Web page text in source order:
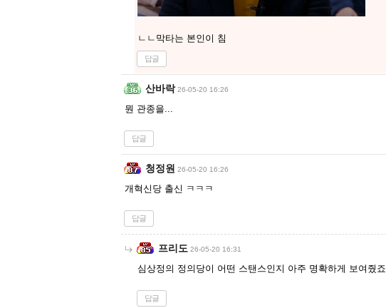
ㄴㄴ막타는 본인이 침
답글
산바락 26-05-20 16:26
뭔 관종을...
답글
청정원 26-05-20 16:26
개혁신당 출신 ㅋㅋㅋ
답글
프리도 26-05-20 16:31
심상정의 정의당이 어떤 스탠스인지 아주 명확하게 보여줬죠
답글